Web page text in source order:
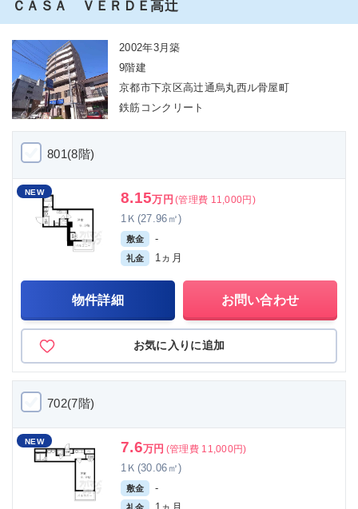
ＣＡＳＡ ＶＥＲＤＥ高辻
2002年3月築
9階建
京都市下京区高辻通烏丸西ル骨屋町
鉄筋コンクリート
801(8階)
NEW 8.15万円 (管理費 11,000円)
1Ｋ(27.96㎡)
敷金 -
礼金 1ヵ月
物件詳細 お問い合わせ
お気に入りに追加
702(7階)
NEW 7.6万円 (管理費 11,000円)
1Ｋ(30.06㎡)
敷金 -